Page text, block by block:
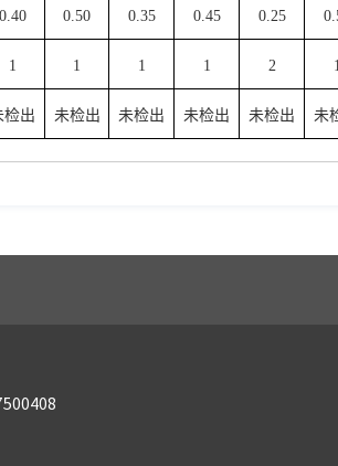
0.40 0.50 0.35 0.45 0.25
1 1 1 1 2
检出 未检出 未检出 未检出 未检出 未